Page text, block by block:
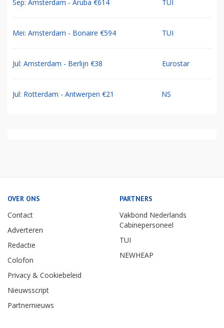
Sep: Amsterdam - Aruba €614 TUI
Mei: Amsterdam - Bonaire €594 TUI
Jul: Amsterdam - Berlijn €38 Eurostar
Jul: Rotterdam - Antwerpen €21 NS
OVER ONS
Contact
Adverteren
Redactie
Colofon
Privacy & Cookiebeleid
Nieuwsscript
Partnernieuws
PARTNERS
Vakbond Nederlands
Cabinepersoneel
TUI
NEWHEAP